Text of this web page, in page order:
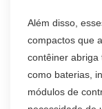
Além disso,
compactos que
contêiner abriga
como baterias,
módulos de